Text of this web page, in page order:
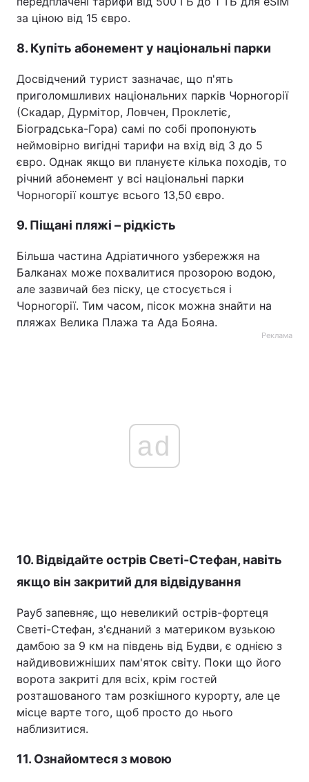
за ціною від 15 євро.
8. Купіть абонемент у національні парки
Досвідчений турист зазначає, що п'ять
приголомшливих національних парків Чорногорії
(Скадар, Дурмітор, Ловчен, Проклетіє,
Біоградська-Гора) самі по собі пропонують
неймовірно вигідні тарифи на вхід від 3 до 5
євро. Однак якщо ви плануєте кілька походів, то
річний абонемент у всі національні парки
Чорногорії коштує всього 13,50 євро.
9. Піщані пляжі – рідкість
Більша частина Адріатичного узбережжя на
Балканах може похвалитися прозорою водою,
але зазвичай без піску, це стосується і
Чорногорії. Тим часом, пісок можна знайти на
пляжах Велика Плажа та Ада Бояна.
Реклама
ad
10. Відвідайте острів Светі-Стефан, навіть
якщо він закритий для відвідування
Рауб запевняє, що невеликий острів-фортеця
Светі-Стефан, з'єднаний з материком вузькою
дамбою за 9 км на південь від Будви, є однією з
найдивовижніших пам'яток світу. Поки що його
ворота закриті для всіх, крім гостей
розташованого там розкішного курорту, але це
місце варте того, щоб просто до нього
наблизитися.
11. Ознайомтеся з мовою